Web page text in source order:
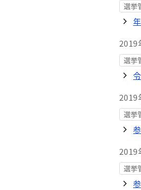
選挙
2019
選挙
2019
選挙
2019
選挙